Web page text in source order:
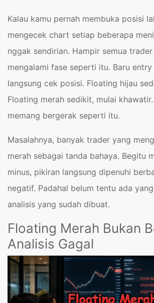
Kalau kamu pernah membuka posisi
mengecek chart setiap beberapa
nggak sendirian. Hampir semua
mengalami fase seperti itu. Baru entry
langsung cek posisi. Floating hijau
Floating merah sedikit, mulai
memang bergerak seperti itu.
Masalahnya, banyak trader yang
merah sebagai tanda bahaya. Begitu
minus, pikiran langsung dipenuhi
negatif. Padahal belum tentu ada
analisis yang sudah dibuat.
Floating Merah Bukan
Analisis Gagal